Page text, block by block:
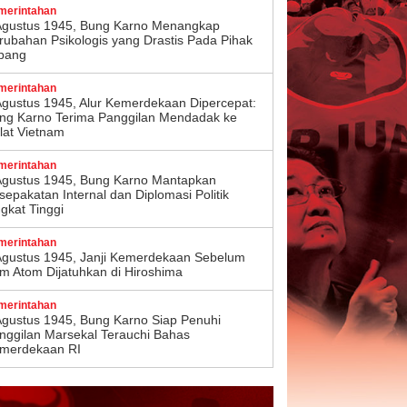
1945, Bung Karno Menangkap
Psikologis yang Drastis Pada Pihak
1945, Alur Kemerdekaan Dipercepat:
Karno Terima Panggilan Mendadak ke
Vietnam
1945, Bung Karno Mantapkan
Internal dan Diplomasi Politik
Tinggi
1945, Janji Kemerdekaan Sebelum
Atom Dijatuhkan di Hiroshima
1945, Bung Karno Siap Penuhi
Marsekal Terauchi Bahas
RI